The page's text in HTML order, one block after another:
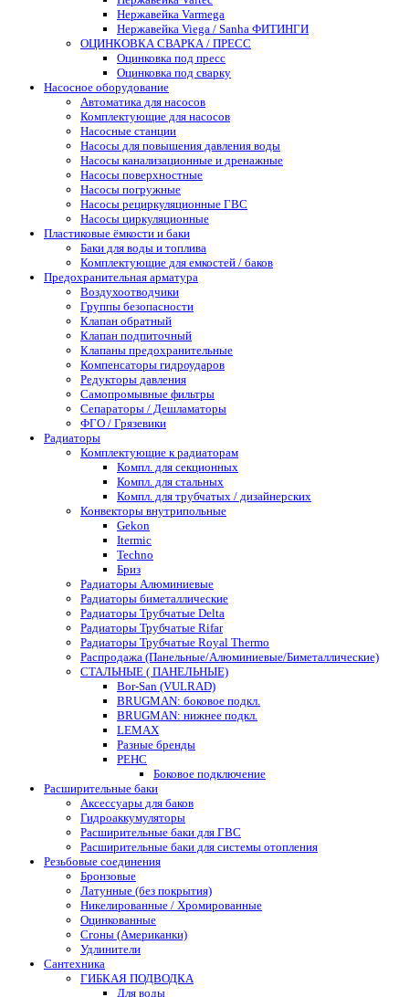
Нержавейка Varmega
Нержавейка Viega / Sanha ФИТИНГИ
ОЦИНКОВКА СВАРКА / ПРЕСС
Оцинковка под пресс
Оцинковка под сварку
Насосное оборудование
Автоматика для насосов
Комплектующие для насосов
Насосные станции
Насосы для повышения давления воды
Насосы канализационные и дренажные
Насосы поверхностные
Насосы погружные
Насосы рециркуляционные ГВС
Насосы циркуляционные
Пластиковые ёмкости и баки
Баки для воды и топлива
Комплектующие для емкостей / баков
Предохранительная арматура
Воздухоотводчики
Группы безопасности
Клапан обратный
Клапан подпиточный
Клапаны предохранительные
Компенсаторы гидроударов
Редукторы давления
Самопромывные фильтры
Сепараторы / Дешламаторы
ФГО / Грязевики
Радиаторы
Комплектующие к радиаторам
Компл. для секционных
Компл. для стальных
Компл. для трубчатых / дизайнерских
Конвекторы внутрипольные
Gekon
Itermic
Techno
Бриз
Радиаторы Алюминиевые
Радиаторы биметаллические
Радиаторы Трубчатые Delta
Радиаторы Трубчатые Rifar
Радиаторы Трубчатые Royal Thermo
Распродажа (Панельные/Алюминиевые/Биметаллические)
СТАЛЬНЫЕ ( ПАНЕЛЬНЫЕ)
Bor-San (VULRAD)
BRUGMAN: боковое подкл.
BRUGMAN: нижнее подкл.
LEMAX
Разные бренды
РЕНС
Боковое подключение
Расширительные баки
Аксессуары для баков
Гидроаккумуляторы
Расширительные баки для ГВС
Расширительные баки для системы отопления
Резьбовые соединения
Бронзовые
Латунные (без покрытия)
Никелированные / Хромированные
Оцинкованные
Сгоны (Американки)
Удлинители
Сантехника
ГИБКАЯ ПОДВОДКА
Для воды